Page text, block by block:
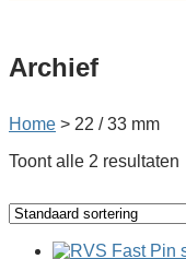
Archief
Home > 22 / 33 mm
Toont alle 2 resultaten